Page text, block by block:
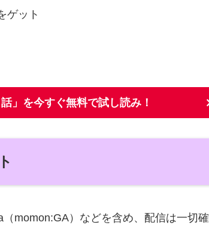
ゲット
」を今すぐ無料で試し読み！
momon:GA）などを含め、配信は一切確